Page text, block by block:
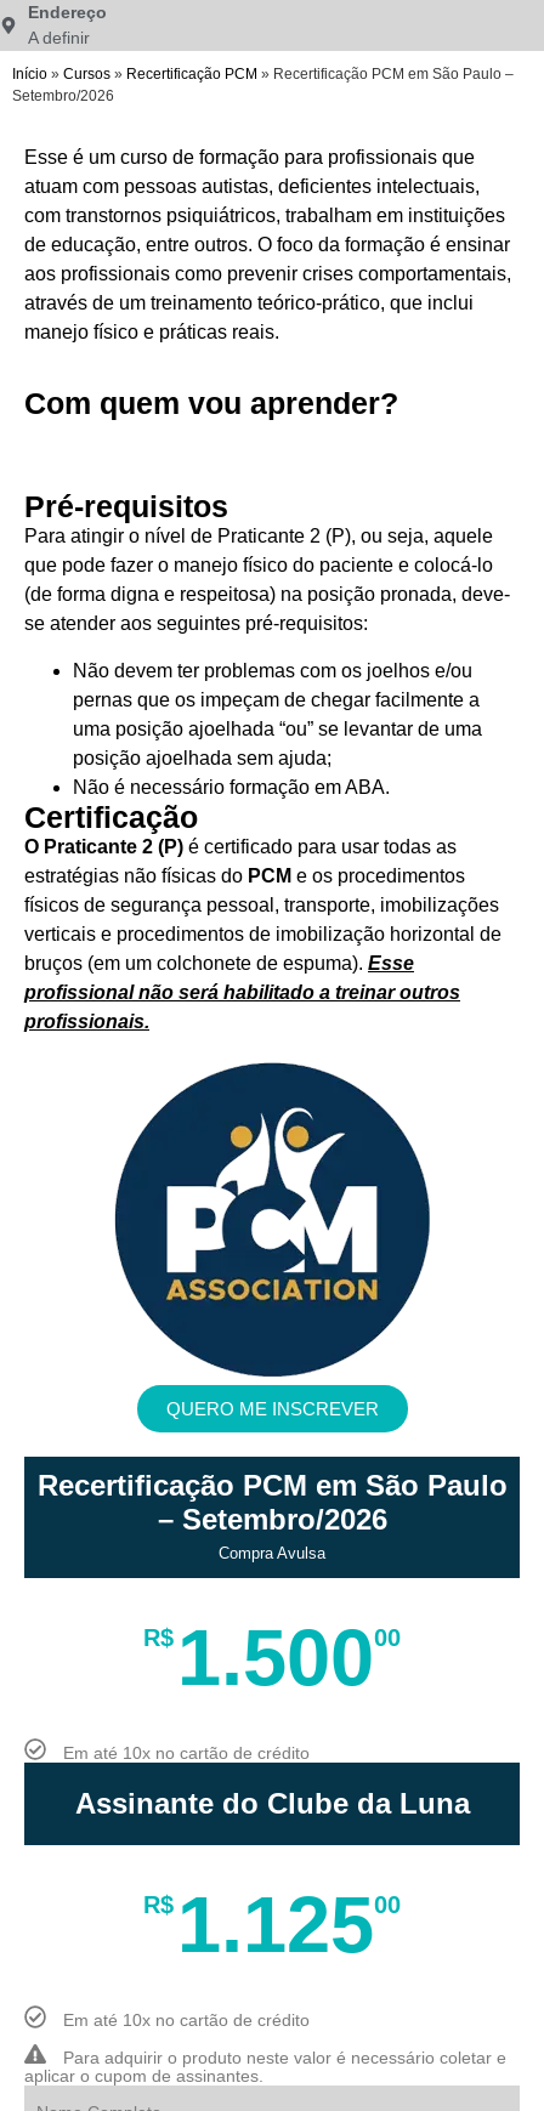
Endereço
A definir
Início » Cursos » Recertificação PCM » Recertificação PCM em São Paulo –
Setembro/2026
Esse é um curso de formação para profissionais que
atuam com pessoas autistas, deficientes intelectuais,
com transtornos psiquiátricos, trabalham em instituições
de educação, entre outros. O foco da formação é ensinar
aos profissionais como prevenir crises comportamentais,
através de um treinamento teórico-prático, que inclui
manejo físico e práticas reais.
Com quem vou aprender?
Pré-requisitos
Para atingir o nível de Praticante 2 (P), ou seja, aquele
que pode fazer o manejo físico do paciente e colocá-lo
(de forma digna e respeitosa) na posição pronada, deve-
se atender aos seguintes pré-requisitos:
Não devem ter problemas com os joelhos e/ou
pernas que os impeçam de chegar facilmente a
uma posição ajoelhada “ou” se levantar de uma
posição ajoelhada sem ajuda;
Não é necessário formação em ABA.
Certificação
O Praticante 2 (P) é certificado para usar todas as
estratégias não físicas do PCM e os procedimentos
físicos de segurança pessoal, transporte, imobilizações
verticais e procedimentos de imobilização horizontal de
bruços (em um colchonete de espuma). Esse
profissional não será habilitado a treinar outros
profissionais.
QUERO ME INSCREVER
Recertificação PCM em São Paulo
– Setembro/2026
Compra Avulsa
R$ 1.50000
Em até 10x no cartão de crédito
Assinante do Clube da Luna
R$ 1.12500
Em até 10x no cartão de crédito
Para adquirir o produto neste valor é necessário coletar e
aplicar o cupom de assinantes.